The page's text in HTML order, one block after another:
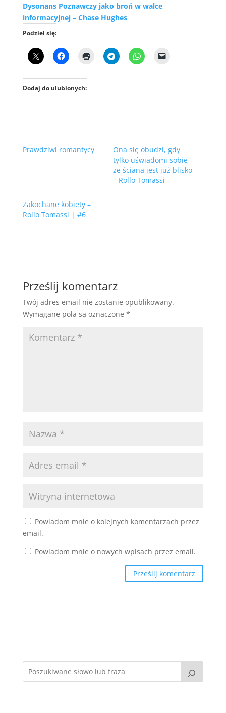
Dysonans Poznawczy jako broń w walce
informacyjnej – Chase Hughes
Podziel się:
Dodaj do ulubionych:
Prawdziwi romantycy
Ona się obudzi, gdy
tylko uświadomi sobie
że ściana jest już blisko
– Rollo Tomassi
Zakochane kobiety –
Rollo Tomassi | #6
Prześlij komentarz
Twój adres email nie zostanie opublikowany.
Wymagane pola są oznaczone *
Powiadom mnie o kolejnych komentarzach przez
email.
Powiadom mnie o nowych wpisach przez email.